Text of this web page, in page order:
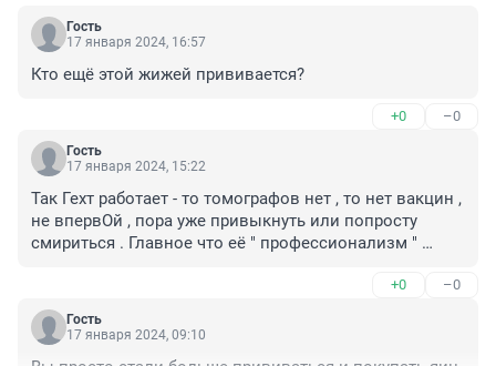
Гость
17 января 2024, 16:57
Кто ещё этой жижей прививается?
+0 –0
Гость
17 января 2024, 15:22
Так Гехт работает - то томографов нет , то нет вакцин ,
не впервОй , пора уже привыкнуть или попросту
смириться . Главное что её " профессионализм "
+0 –0
Гость
17 января 2024, 09:10